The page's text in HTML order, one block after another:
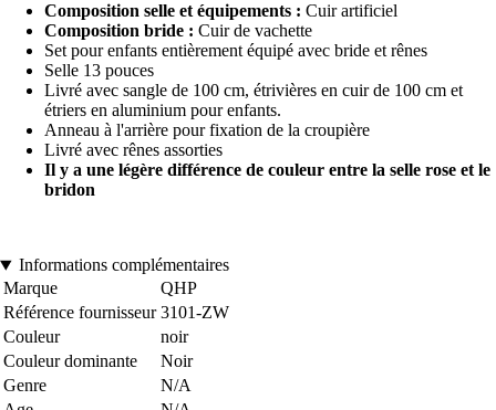
Composition selle et équipements : Cuir artificiel
Composition bride : Cuir de vachette
Set pour enfants entièrement équipé avec bride et rênes
Selle 13 pouces
Livré avec sangle de 100 cm, étrivières en cuir de 100 cm et
étriers en aluminium pour enfants.
Anneau à l'arrière pour fixation de la croupière
Livré avec rênes assorties
Il y a une légère différence de couleur entre la selle rose et le
bridon
Informations complémentaires
Marque
QHP
Référence fournisseur 3101-ZW
Couleur
noir
Couleur dominante
Noir
Genre
N/A